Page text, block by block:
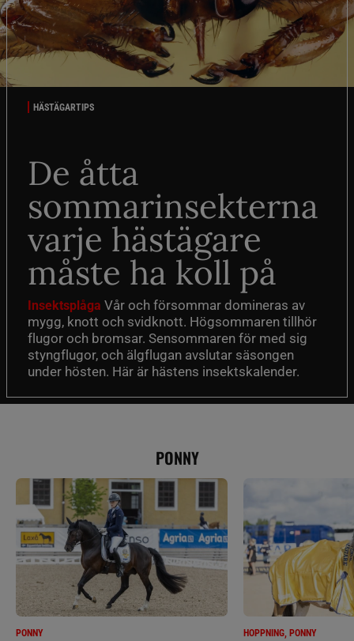
HÄSTÄGARTIPS
De åtta
sommarinsekterna
varje hästägare
måste ha koll på
Insektsplåga Vår och försommar domineras av
mygg, knott och svidknott. Högsommaren tillhör
flugor och bromsar. Sensommaren för med sig
styngflugor, och älgflugan avslutar säsongen
under hösten. Här är hästens insektskalender.
PONNY
PONNY HOPPNING, PONNY